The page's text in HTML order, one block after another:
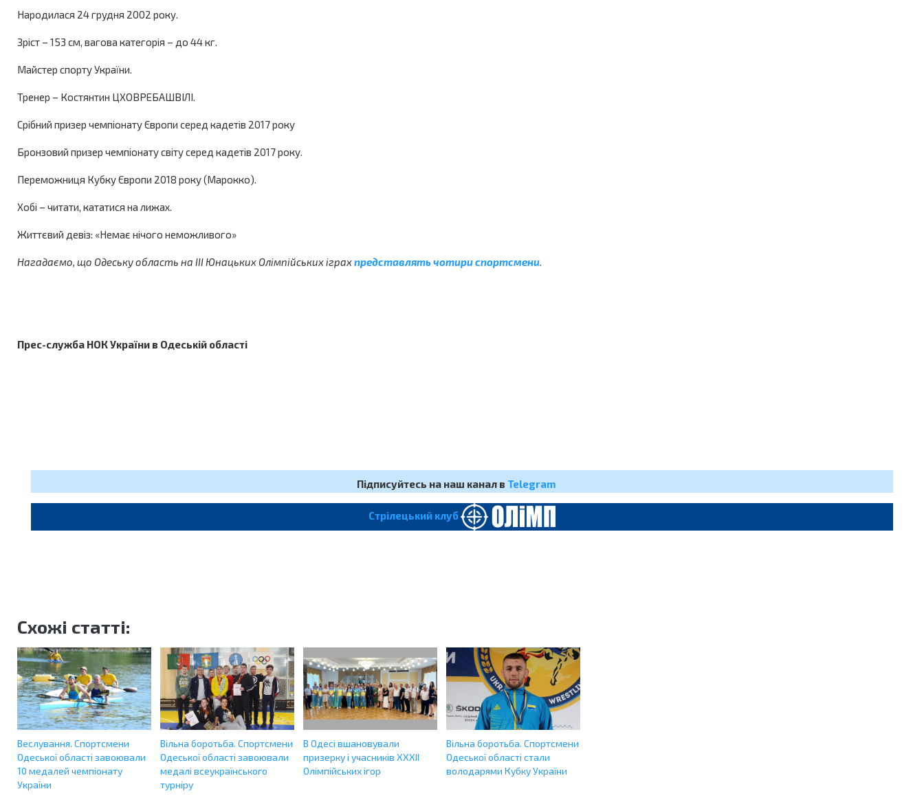
Народилася 24 грудня 2002 року.
Зріст – 153 см, вагова категорія – до 44 кг.
Майстер спорту України.
Тренер – Костянтин ЦХОВРЕБАШВІЛІ.
Срібний призер чемпіонату Європи серед кадетів 2017 року
Бронзовий призер чемпіонату світу серед кадетів 2017 року.
Переможниця Кубку Європи 2018 року (Марокко).
Хобі – читати, кататися на лижах.
Життєвий девіз: «Немає нічого неможливого»
Нагадаємо, що Одеську область на ІІІ Юнацьких Олімпійських іграхпредставлять чотири спортсмени.
Прес-служба НОК України в Одеській області
Підписуйтесь на наш канал в Telegram
Cтрілецький клуб
Схожі статті:
Веслування. Спортсмени
Одеської області завоювали
10 медалей чемпіонату
України
Вільна боротьба. Спортсмени
Одеської області завоювали
медалі всеукраїнського
турніру
В Одесі вшановували
призерку і учасників ХХХІІ
Олімпійських ігор
Вільна боротьба. Спортсмени
Одеської області стали
володарями Кубку України